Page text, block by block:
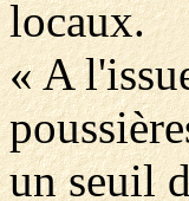
locaux.
« A
un seuil